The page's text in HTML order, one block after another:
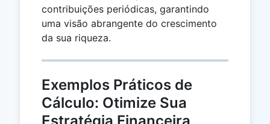
contribuições periódicas, garantindo
uma visão abrangente do crescimento
da sua riqueza.
Exemplos Práticos de
Cálculo: Otimize Sua